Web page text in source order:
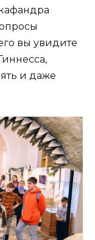
вы увидите
и даже